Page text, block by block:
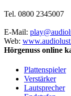
Tel. 0800 2345007
E-Mail:
Web:
Hörgenuss online
Plattenspieler
Verstärker
Lautsprecher